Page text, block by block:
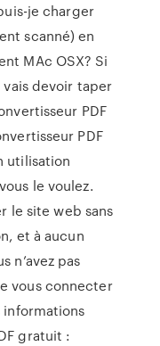
je charger
scanné) en
MAc OSX? Si
devoir taper
PDF
PDF
utilisation
le voulez.
le site web sans
et à aucun
n’avez pas
vous connecter
informations
gratuit :